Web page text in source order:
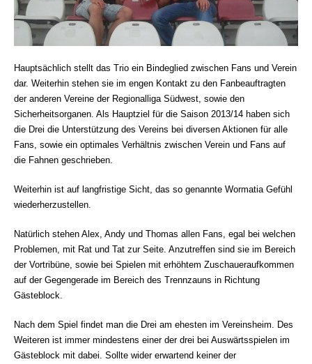
Hauptsächlich stellt das Trio ein Bindeglied zwischen Fans und Verein
dar. Weiterhin stehen sie im engen Kontakt zu den Fanbeauftragten
der anderen Vereine der Regionalliga Südwest, sowie den
Sicherheitsorganen. Als Hauptziel für die Saison 2013/14 haben sich
die Drei die Unterstützung des Vereins bei diversen Aktionen für alle
Fans, sowie ein optimales Verhältnis zwischen Verein und Fans auf
die Fahnen geschrieben.
Weiterhin ist auf langfristige Sicht, das so genannte Wormatia Gefühl
wiederherzustellen.
Natürlich stehen Alex, Andy und Thomas allen Fans, egal bei welchen
Problemen, mit Rat und Tat zur Seite. Anzutreffen sind sie im Bereich
der Vortribüne, sowie bei Spielen mit erhöhtem Zuschaueraufkommen
auf der Gegengerade im Bereich des Trennzauns in Richtung
Gästeblock.
Nach dem Spiel findet man die Drei am ehesten im Vereinsheim. Des
Weiteren ist immer mindestens einer der drei bei Auswärtsspielen im
Gästeblock mit dabei. Sollte wider erwartend keiner der